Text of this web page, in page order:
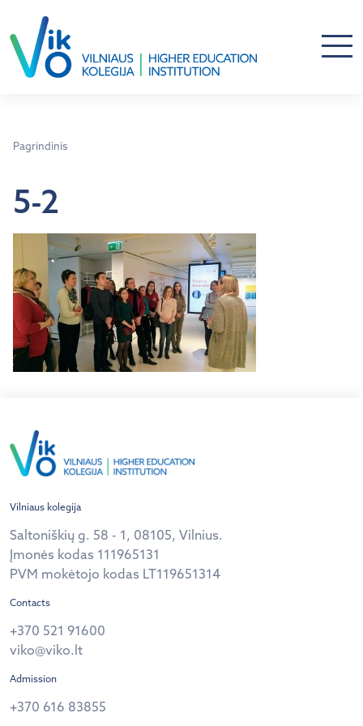
Pagrindinis
5-2
Vilniaus kolegija
Saltoniškių g. 58 - 1, 08105, Vilnius.
Įmonės kodas 111965131
PVM mokėtojo kodas LT119651314
Contacts
+370 521 91600
viko@viko.lt
Admission
+370 616 83855